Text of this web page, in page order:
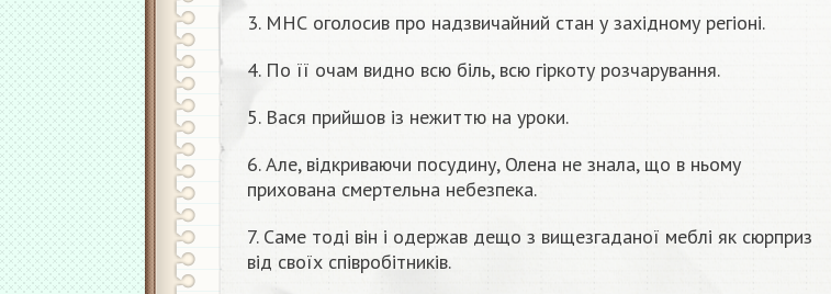
3. МНС оголосив про надзвичайний стан у західному регіоні.
4. По її очам видно всю біль, всю гіркоту розчарування.
5. Вася прийшов із нежиттю на уроки.
6. Але, відкриваючи посудину, Олена не знала, що в ньому
прихована смертельна небезпека.
7. Саме тоді він і одержав дещо з вищезгаданої меблі як сюрприз
від своїх співробітників.